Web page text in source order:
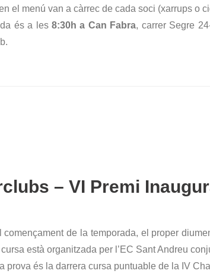
el menú van a càrrec de cada soci (xarrups o
és a les8:30h a Can Fabra, carrer Segre
– VI Premi
començament de la temporada, el proper
està organitzada per l’EC Sant Andreu
prova és la darrera cursa puntuable de la IV